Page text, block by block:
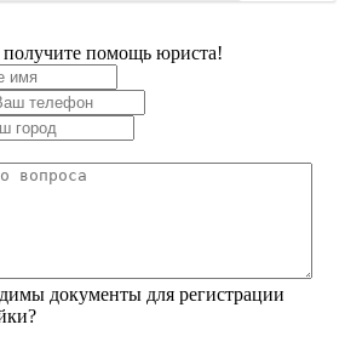
получите помощь юриста!
документы для регистрации